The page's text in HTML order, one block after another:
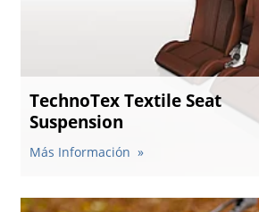
TechnoTex Textile Seat
Suspension
Más Información